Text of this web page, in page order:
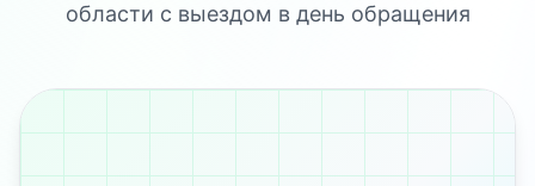
области с выездом в день обращения